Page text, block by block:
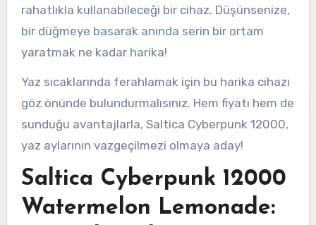
rahatlıkla kullanabileceği bir cihaz. Düşünsenize,
bir düğmeye basarak anında serin bir ortam
yaratmak ne kadar harika!
Yaz sıcaklarında ferahlamak için bu harika cihazı
göz önünde bulundurmalısınız. Hem fiyatı hem de
sunduğu avantajlarla, Saltica Cyberpunk 12000,
yaz aylarının vazgeçilmezi olmaya aday!
Saltica Cyberpunk 12000
Watermelon Lemonade: